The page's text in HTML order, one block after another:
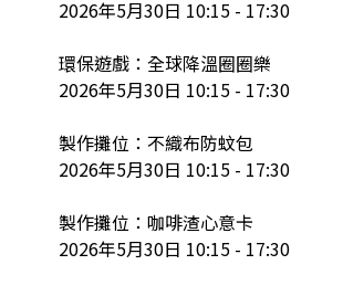
2026年5月30日 10:15 - 17:30
環保遊戲：全球降溫圈圈樂
2026年5月30日 10:15 - 17:30
製作攤位：不織布防蚊包
2026年5月30日 10:15 - 17:30
製作攤位：咖啡渣心意卡
2026年5月30日 10:15 - 17:30